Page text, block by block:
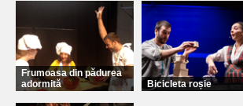
Frumoasa din pădurea
adormită
Bicicleta roșie